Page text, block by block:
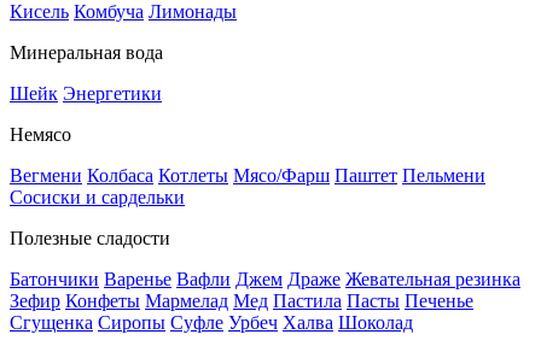
Кисель Комбуча Лимонады
Минеральная вода
Шейк Энергетики
Немясо
Вегмени Колбаса Котлеты Мясо/Фарш Паштет Пельмени
Сосиски и сардельки
Полезные сладости
Батончики Варенье Вафли Джем Драже Жевательная резинка
Зефир Конфеты Мармелад Мед Пастила Пасты Печенье
Сгущенка Сиропы Суфле Урбеч Халва Шоколад